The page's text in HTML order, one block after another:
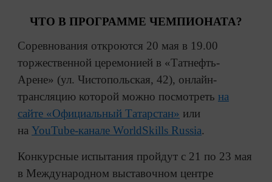
ЧТО В ПРОГРАММЕ ЧЕМПИОНАТА?
Соревнования откроются 20 мая в 19.00
торжественной церемонией в «Татнефть-
Арене» (ул. Чистопольская, 42), онлайн-
трансляцию которой можно посмотреть на
сайте «Официальный Татарстан» или
на YouTube-канале WorldSkills Russia.
Конкурсные испытания пройдут с 21 по 23 мая
в Международном выставочном центре